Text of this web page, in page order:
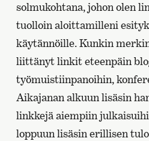
solmukohtana, johon olen
tuolloin aloittamilleni
käytännöille. Kunkin
liittänyt linkit eteenpäin
työmuistiinpanoihin,
Aikajanan alkuun lisäsin
linkkejä aiempiin
loppuun lisäsin erillisen